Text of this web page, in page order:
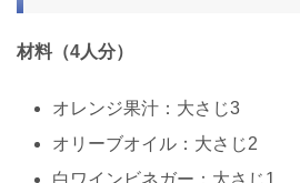
材料（4人分）
オレンジ果汁：大さじ3
オリーブオイル：大さじ2
白ワインビネガー：大さじ1